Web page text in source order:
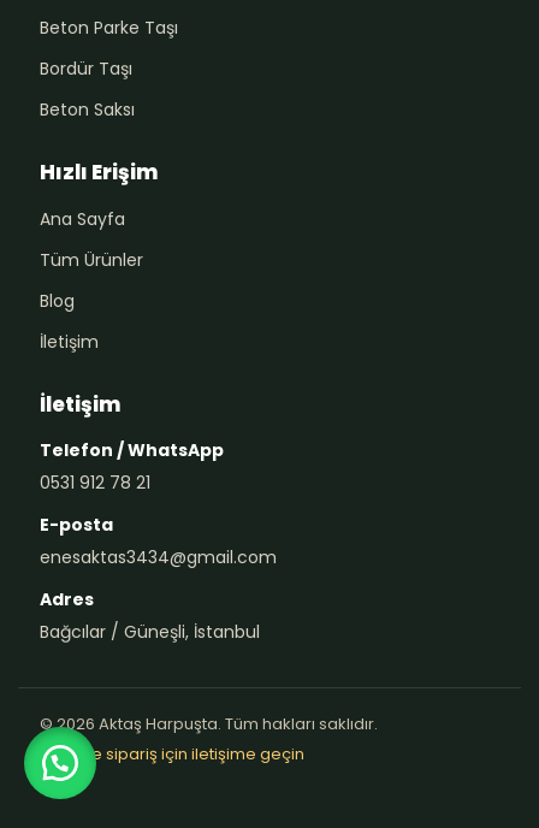
Beton Parke Taşı
Bordür Taşı
Beton Saksı
Hızlı Erişim
Ana Sayfa
Tüm Ürünler
Blog
İletişim
İletişim
Telefon / WhatsApp
0531 912 78 21
E-posta
enesaktas3434@gmail.com
Adres
Bağcılar / Güneşli, İstanbul
© 2026 Aktaş Harpuşta. Tüm hakları saklıdır.
Teklif ve sipariş için iletişime geçin